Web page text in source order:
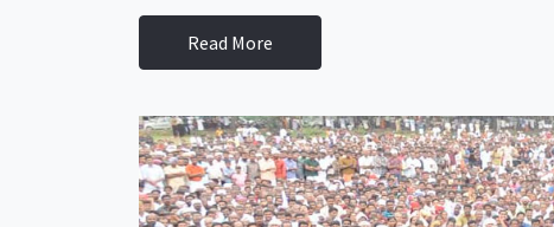
Read More